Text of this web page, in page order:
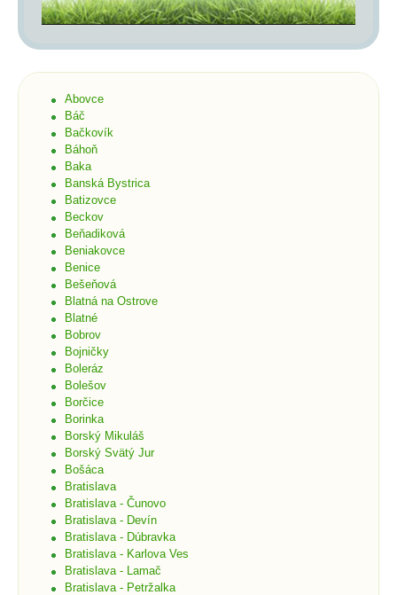
Abovce
Báč
Bačkovík
Báhoň
Baka
Banská Bystrica
Batizovce
Beckov
Beňadiková
Beniakovce
Benice
Bešeňová
Blatná na Ostrove
Blatné
Bobrov
Bojničky
Boleráz
Bolešov
Borčice
Borinka
Borský Mikuláš
Borský Svätý Jur
Bošáca
Bratislava
Bratislava - Čunovo
Bratislava - Devín
Bratislava - Dúbravka
Bratislava - Karlova Ves
Bratislava - Lamač
Bratislava - Petržalka